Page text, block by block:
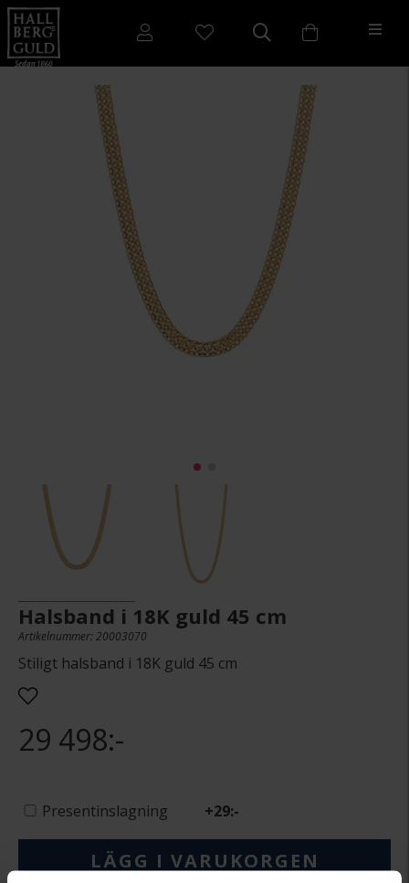
Halsband i 18K guld 45 cm
Artikelnummer: 20003070
Stiligt halsband i 18K guld 45 cm
29 498:-
Presentinslagning +29:-
LÄGG I VARUKORGEN